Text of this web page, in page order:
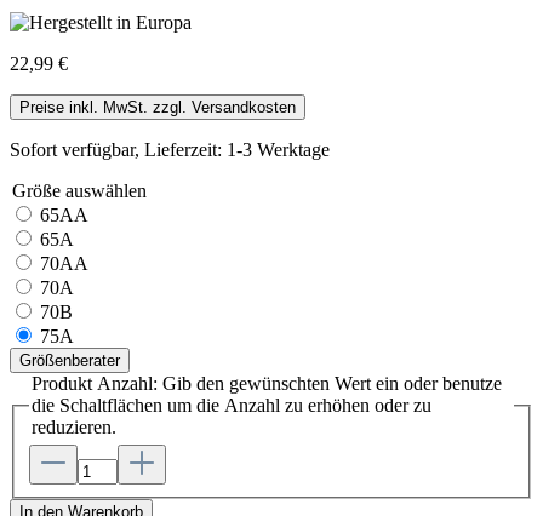
22,99 €
Preise inkl. MwSt. zzgl. Versandkosten
Sofort verfügbar, Lieferzeit: 1-3 Werktage
Größe auswählen
65AA
65A
70AA
70A
70B
75A
Größenberater
Produkt Anzahl: Gib den gewünschten Wert ein oder benutze
die Schaltflächen um die Anzahl zu erhöhen oder zu
reduzieren.
In den Warenkorb